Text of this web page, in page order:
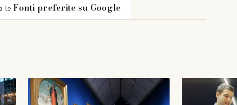
le Fonti preferite su Google